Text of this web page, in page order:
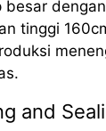
besar
tinggi
and